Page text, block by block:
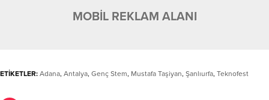
MOBİL REKLAM ALANI
ETİKETLER: Adana, Antalya, Genç Stem, Mustafa Taşiyan, Şanlıurfa, Teknofest